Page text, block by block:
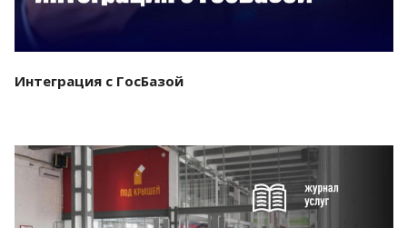
Интеграция с ГосБазой